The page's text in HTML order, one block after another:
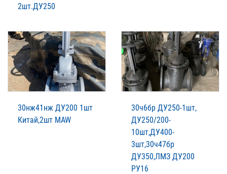
2шт.ДУ250
30нж41нж ДУ200 1шт
Китай,2шт MAW
30ч6бр ДУ250-1шт,
ДУ250/200-
10шт,ДУ400-
3шт,30ч47бр
ДУ350,ЛМЗ ДУ200
РУ16